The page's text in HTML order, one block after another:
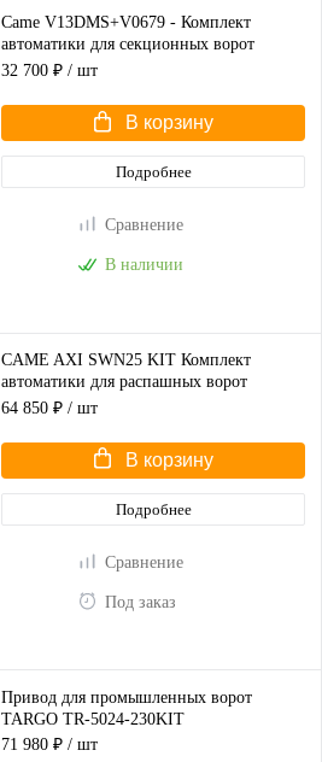
Came V13DMS+V0679 - Комплект
автоматики для секционных ворот
высотой до 2,25 м
32 700 ₽ / шт
В корзину
Подробнее
Сравнение
В наличии
CAME AXI SWN25 KIT Комплект
автоматики для распашных ворот
(корпус серый)
64 850 ₽ / шт
В корзину
Подробнее
Сравнение
Под заказ
Привод для промышленных ворот
TARGO TR-5024-230KIT
71 980 ₽ / шт